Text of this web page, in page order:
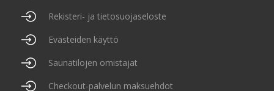
Rekisteri- ja tietosuojaseloste
Evästeiden käyttö
Saunatilojen omistajat
Checkout-palvelun maksuehdot